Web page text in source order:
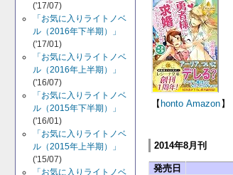
('17/07)
「お気に入りライトノベ
ル（2016年下半期）」
('17/01)
「お気に入りライトノベ
ル（2016年上半期）」
('16/07)
「お気に入りライトノベ
ル（2015年下半期）」
('16/01)
「お気に入りライトノベ
ル（2015年上半期）」
('15/07)
「お気に入りライトノベ
【honto Amazon】
2014年8月刊
発売日